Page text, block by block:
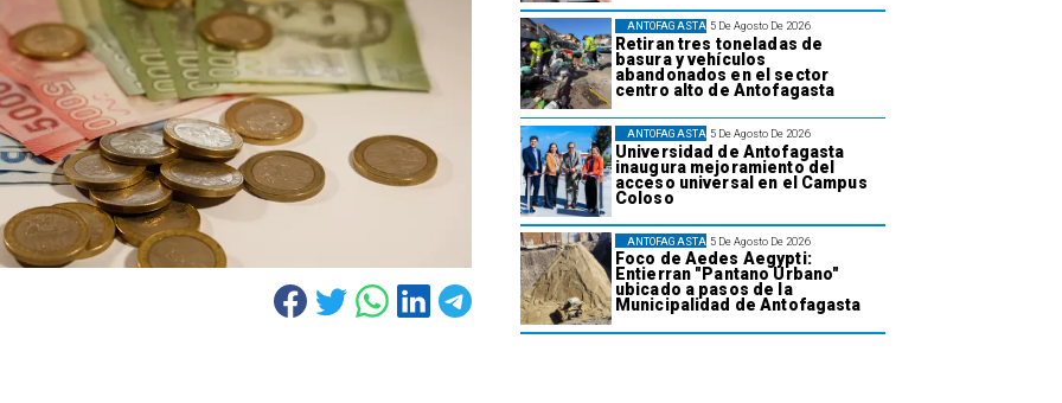
5 De Agosto De 2026
Retiran tres toneladas de
basura y vehículos
abandonados en el sector
centro alto de Antofagasta
ANTOFAGASTA
5 De Agosto De 2026
Universidad de Antofagasta
inaugura mejoramiento del
acceso universal en el Campus
Coloso
ANTOFAGASTA
5 De Agosto De 2026
Foco de Aedes Aegypti:
Entierran "Pantano Urbano"
ubicado a pasos de la
Municipalidad de Antofagasta
ANTOFAGASTA